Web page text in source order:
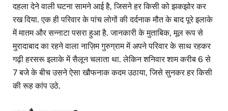
दहला देने वाली घटना सामने आई है, जिसने हर किसी को झकझोर कर
रख दिया. एक ही परिवार के पांच लोगों की दर्दनाक मौत के बाद पूरे इलाके
में मातम और सन्नाटा पसरा हुआ है. जानकारी के मुताबिक, मूल रूप से
मुरादाबाद का रहने वाला नाज़िम गुरुग्राम में अपने परिवार के साथ रहकर
गढ़ी हरसरू इलाके में सैलून चलाता था. लेकिन शनिवार शाम करीब 6 से
7 बजे के बीच उसने ऐसा खौफनाक कदम उठाया, जिसे सुनकर हर किसी
की रूह कांप उठे.